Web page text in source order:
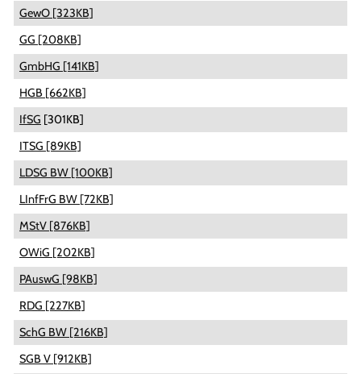
GewO [323KB]
GG [208KB]
GmbHG [141KB]
HGB [662KB]
IfSG [301KB]
ITSG [89KB]
LDSG BW [100KB]
LInfFrG BW [72KB]
MStV [876KB]
OWiG [202KB]
PAuswG [98KB]
RDG [227KB]
SchG BW [216KB]
SGB V [912KB]